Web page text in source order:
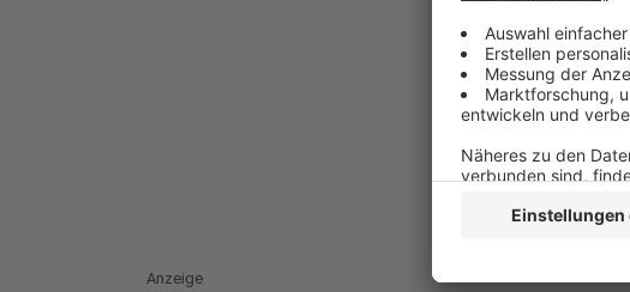
Anzeige